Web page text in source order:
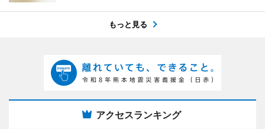
もっと見る
アクセスランキング